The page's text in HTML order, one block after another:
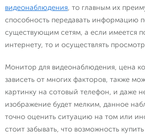
видеонаблюдения, то главным их
способность передавать информацию
существующим сетям, а если имеется
интернету, то и осуществлять
Монитор для видеонаблюдения, цена
зависеть от многих факторов, также
картинку на сотовый телефон, и даже
изображение будет мелким, данное
точно оценить ситуацию на том или
стоит забывать, что возможность